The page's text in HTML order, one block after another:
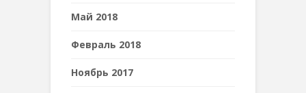
Май 2018
Февраль 2018
Ноябрь 2017